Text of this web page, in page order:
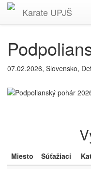
Karate UPJŠ
07.02.2026, Slovensko,
Miesto Súťažiaci